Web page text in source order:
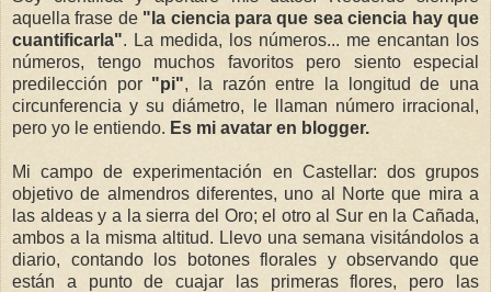
aquella frase de "la ciencia para que sea ciencia hay que
cuantificarla". La medida, los números... me encantan los
números, tengo muchos favoritos pero siento especial
predilección por "pi", la razón entre la longitud de una
circunferencia y su diámetro, le llaman número irracional,
pero yo le entiendo. Es mi avatar en blogger.
Mi campo de experimentación en Castellar: dos grupos
objetivo de almendros diferentes, uno al Norte que mira a
las aldeas y a la sierra del Oro; el otro al Sur en la Cañada,
ambos a la misma altitud. Llevo una semana visitándolos a
diario, contando los botones florales y observando que
están a punto de cuajar las primeras flores, pero las